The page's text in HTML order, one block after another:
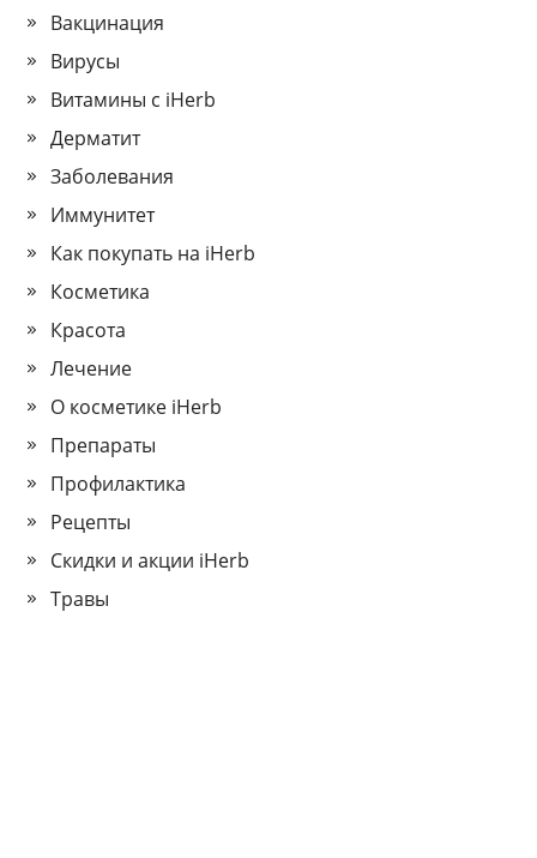
Вакцинация
Вирусы
Витамины с iHerb
Дерматит
Заболевания
Иммунитет
Как покупать на iHerb
Косметика
Красота
Лечение
О косметике iHerb
Препараты
Профилактика
Рецепты
Скидки и акции iHerb
Травы